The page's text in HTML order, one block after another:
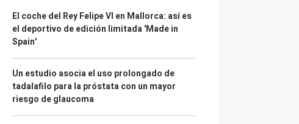
El coche del Rey Felipe VI en Mallorca: así es
el deportivo de edición limitada 'Made in
Spain'
Un estudio asocia el uso prolongado de
tadalafilo para la próstata con un mayor
riesgo de glaucoma